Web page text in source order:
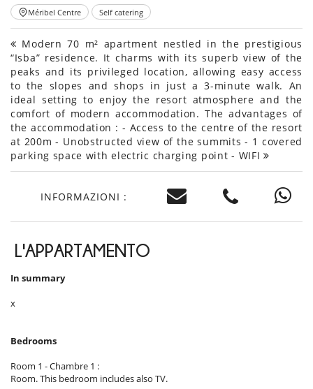
Méribel Centre Self catering
Modern 70 m² apartment nestled in the prestigious
“Isba” residence. It charms with its superb view of the
peaks and its privileged location, allowing easy access
to the slopes and shops in just a 3-minute walk. An
ideal setting to enjoy the resort atmosphere and the
comfort of modern accommodation. The advantages of
the accommodation : - Access to the centre of the resort
at 200m - Unobstructed view of the summits - 1 covered
parking space with electric charging point - WIFI
INFORMAZIONI :
L'APPARTAMENTO
In summary
x
Bedrooms
Room 1 - Chambre 1 :
Room. This bedroom includes also TV.